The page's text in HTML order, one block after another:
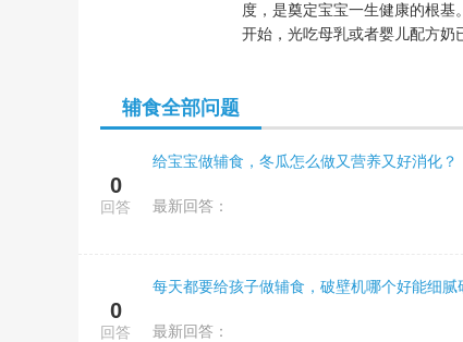
度，是奠定宝宝一生健康的根
开始，光吃母乳或者婴儿配方奶
辅食全部问题
0
回答
给宝宝做辅食，冬瓜怎么做又营养又好消化？
最新回答：
0
回答
每天都要给孩子做辅食，破壁机哪个好能细腻
最新回答：